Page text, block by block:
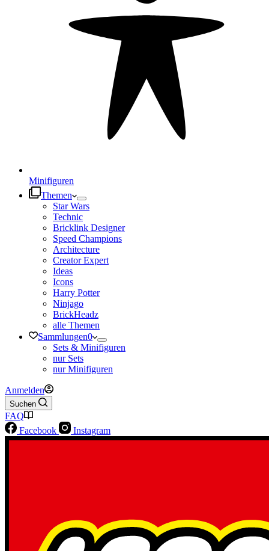
Minifiguren
Themen
Star Wars
Technic
Bricklink Designer
Speed Champions
Architecture
Creator Expert
Ideas
Icons
Harry Potter
Ninjago
BrickHeadz
alle Themen
Sammlungen0
Sets & Minifiguren
nur Sets
nur Minifiguren
Anmelden
Suchen
FAQ
Facebook
Instagram